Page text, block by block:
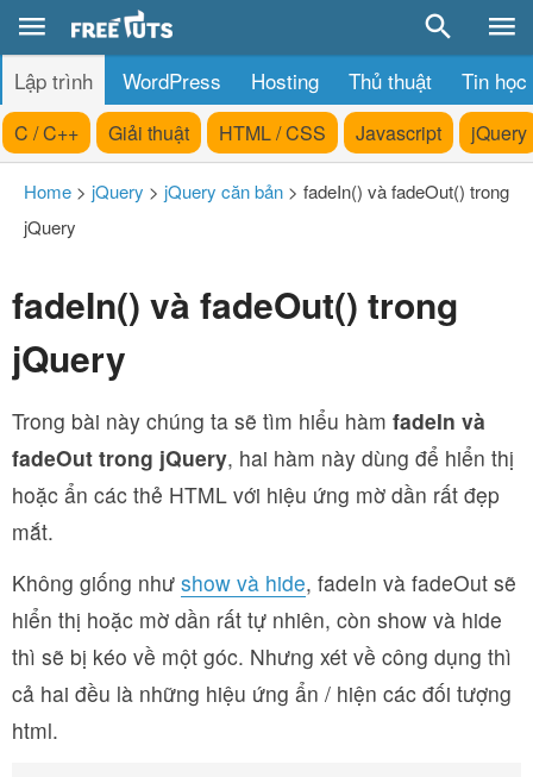
Lập trình WordPress Hosting Thủ thuật Tin học
C / C++ Giải thuật HTML / CSS Javascript jQuery
Home > jQuery > jQuery căn bản > fadeIn() và fadeOut() trong
jQuery
fadeIn() và fadeOut() trong
jQuery
Trong bài này chúng ta sẽ tìm hiểu hàm fadeIn và
fadeOut trong jQuery, hai hàm này dùng để hiển thị
hoặc ẩn các thẻ HTML với hiệu ứng mờ dần rất đẹp
mắt.
Không giống như show và hide, fadeIn và fadeOut sẽ
hiển thị hoặc mờ dần rất tự nhiên, còn show và hide
thì sẽ bị kéo về một góc. Nhưng xét về công dụng thì
cả hai đều là những hiệu ứng ẩn / hiện các đối tượng
html.